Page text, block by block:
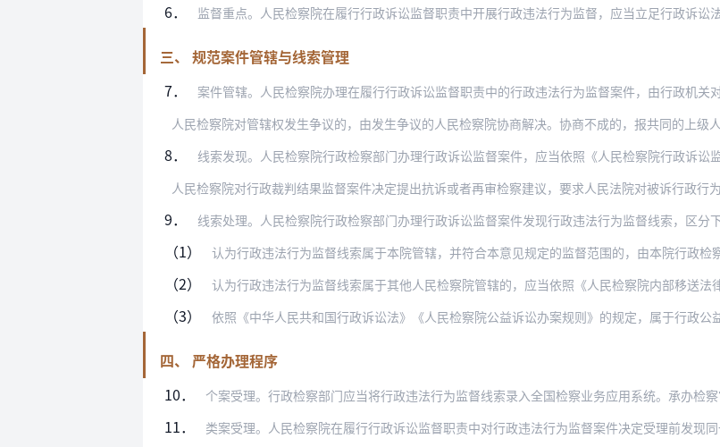
6． 监督重点。人民检察院在履行行政诉讼监督职责中开展行政违法行为监督，应当立足行政诉讼法关于“保护公民
三、 规范案件管辖与线索管理
7．
案件管辖。人民检察院办理在履行行政诉讼监督职责中的行政违法行为监督案件，由行政机关对应的同级人民检
人民检察院对管辖权发生争议的，由发生争议的人民检察院协商解决。协商不成的，报共同的上级
8． 线索发现。人民检察院行政检察部门办理行政诉讼监督案件，应当依照《人民检察院行政诉讼监督规则》的规定
9．
线索处理。人民检察院行政检察部门办理行政诉讼监督案件发现行政违法行为监督线索，区分
（1） 认为行政违法行为监督线索属于本院管辖，并符合本意见规定的监督范围的，由本院行政检
（2） 认为行政违法行为监督线索属于其他人民检察院管辖的，应当依照《人民检察院内部移送法律监督线索工作规定
（3） 依照《中华人民共和国行政诉讼法》《人民检察院公益诉讼办案规则》的规定，属于行政公益诉讼案件的，应当
四、 严格办理程序
10．
个案受理。行政检察部门应当将行政违法行为监督线索录入全国检察业务应用系统。承办检察官应当对行政违法
11． 类案受理。人民检察院在履行行政诉讼监督职责中对行政违法行为监督案件决定受理前发现同一行政机关多个同